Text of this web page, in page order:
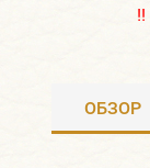
!!
ОБЗОР